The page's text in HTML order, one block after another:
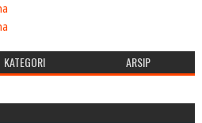
KATEGORI ARSIP